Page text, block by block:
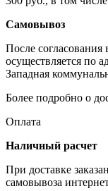
Самовывоз
После согласования
осуществляется по
Западная
Более подробно о
Оплата
Наличный расчет
При доставке
самовывоза